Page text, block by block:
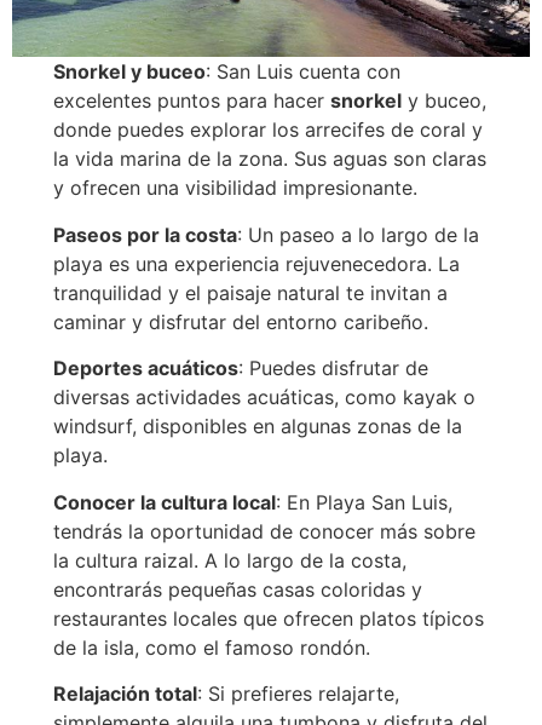
Snorkel y buceo: San Luis cuenta con
excelentes puntos para hacersnorkel y buceo,
donde puedes explorar los arrecifes de coral y
la vida marina de la zona. Sus aguas son claras
y ofrecen una visibilidad impresionante.
Paseos por la costa: Un paseo a lo largo de la
playa es una experiencia rejuvenecedora. La
tranquilidad y el paisaje natural te invitan a
caminar y disfrutar del entorno caribeño.
Deportes acuáticos: Puedes disfrutar de
diversas actividades acuáticas, como kayak o
windsurf, disponibles en algunas zonas de la
playa.
Conocer la cultura local: En Playa San Luis,
tendrás la oportunidad de conocer más sobre
la cultura raizal. A lo largo de la costa,
encontrarás pequeñas casas coloridas y
restaurantes locales que ofrecen platos típicos
de la isla, como el famoso rondón.
Relajación total: Si prefieres relajarte,